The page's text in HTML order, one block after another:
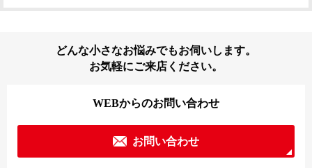
どんな小さなお悩みでもお伺いします。
お気軽にご来店ください。
WEBからのお問い合わせ
お問い合わせ